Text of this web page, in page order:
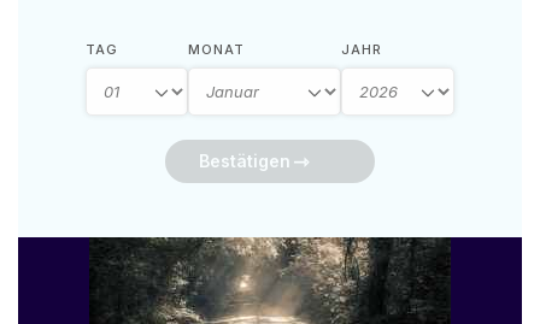
TAG MONAT JAHR
Bestätigen